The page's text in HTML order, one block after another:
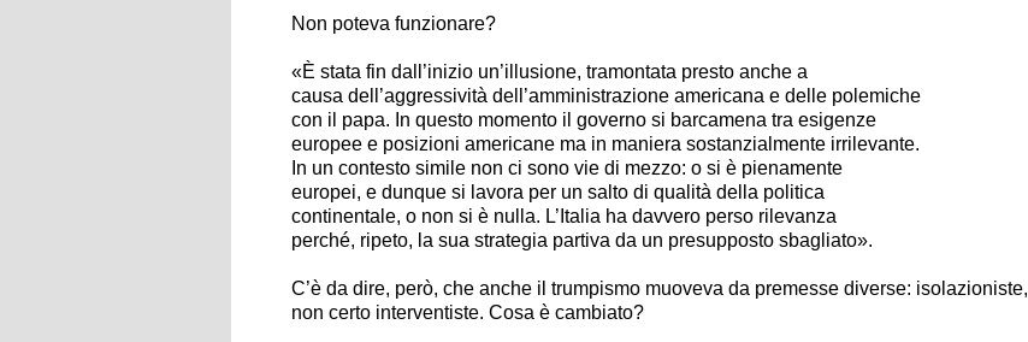
Non poteva funzionare?
«È stata fin dall’inizio un’illusione, tramontata presto anche a
causa dell’aggressività dell’amministrazione americana e delle polemiche
con il papa. In questo momento il governo si barcamena tra esigenze
europee e posizioni americane ma in maniera sostanzialmente irrilevante.
In un contesto simile non ci sono vie di mezzo: o si è pienamente
europei, e dunque si lavora per un salto di qualità della politica
continentale, o non si è nulla. L’Italia ha davvero perso rilevanza
perché, ripeto, la sua strategia partiva da un presupposto sbagliato».
C’è da dire, però, che anche il trumpismo muoveva da premesse diverse: isolazioniste,
non certo interventiste. Cosa è cambiato?